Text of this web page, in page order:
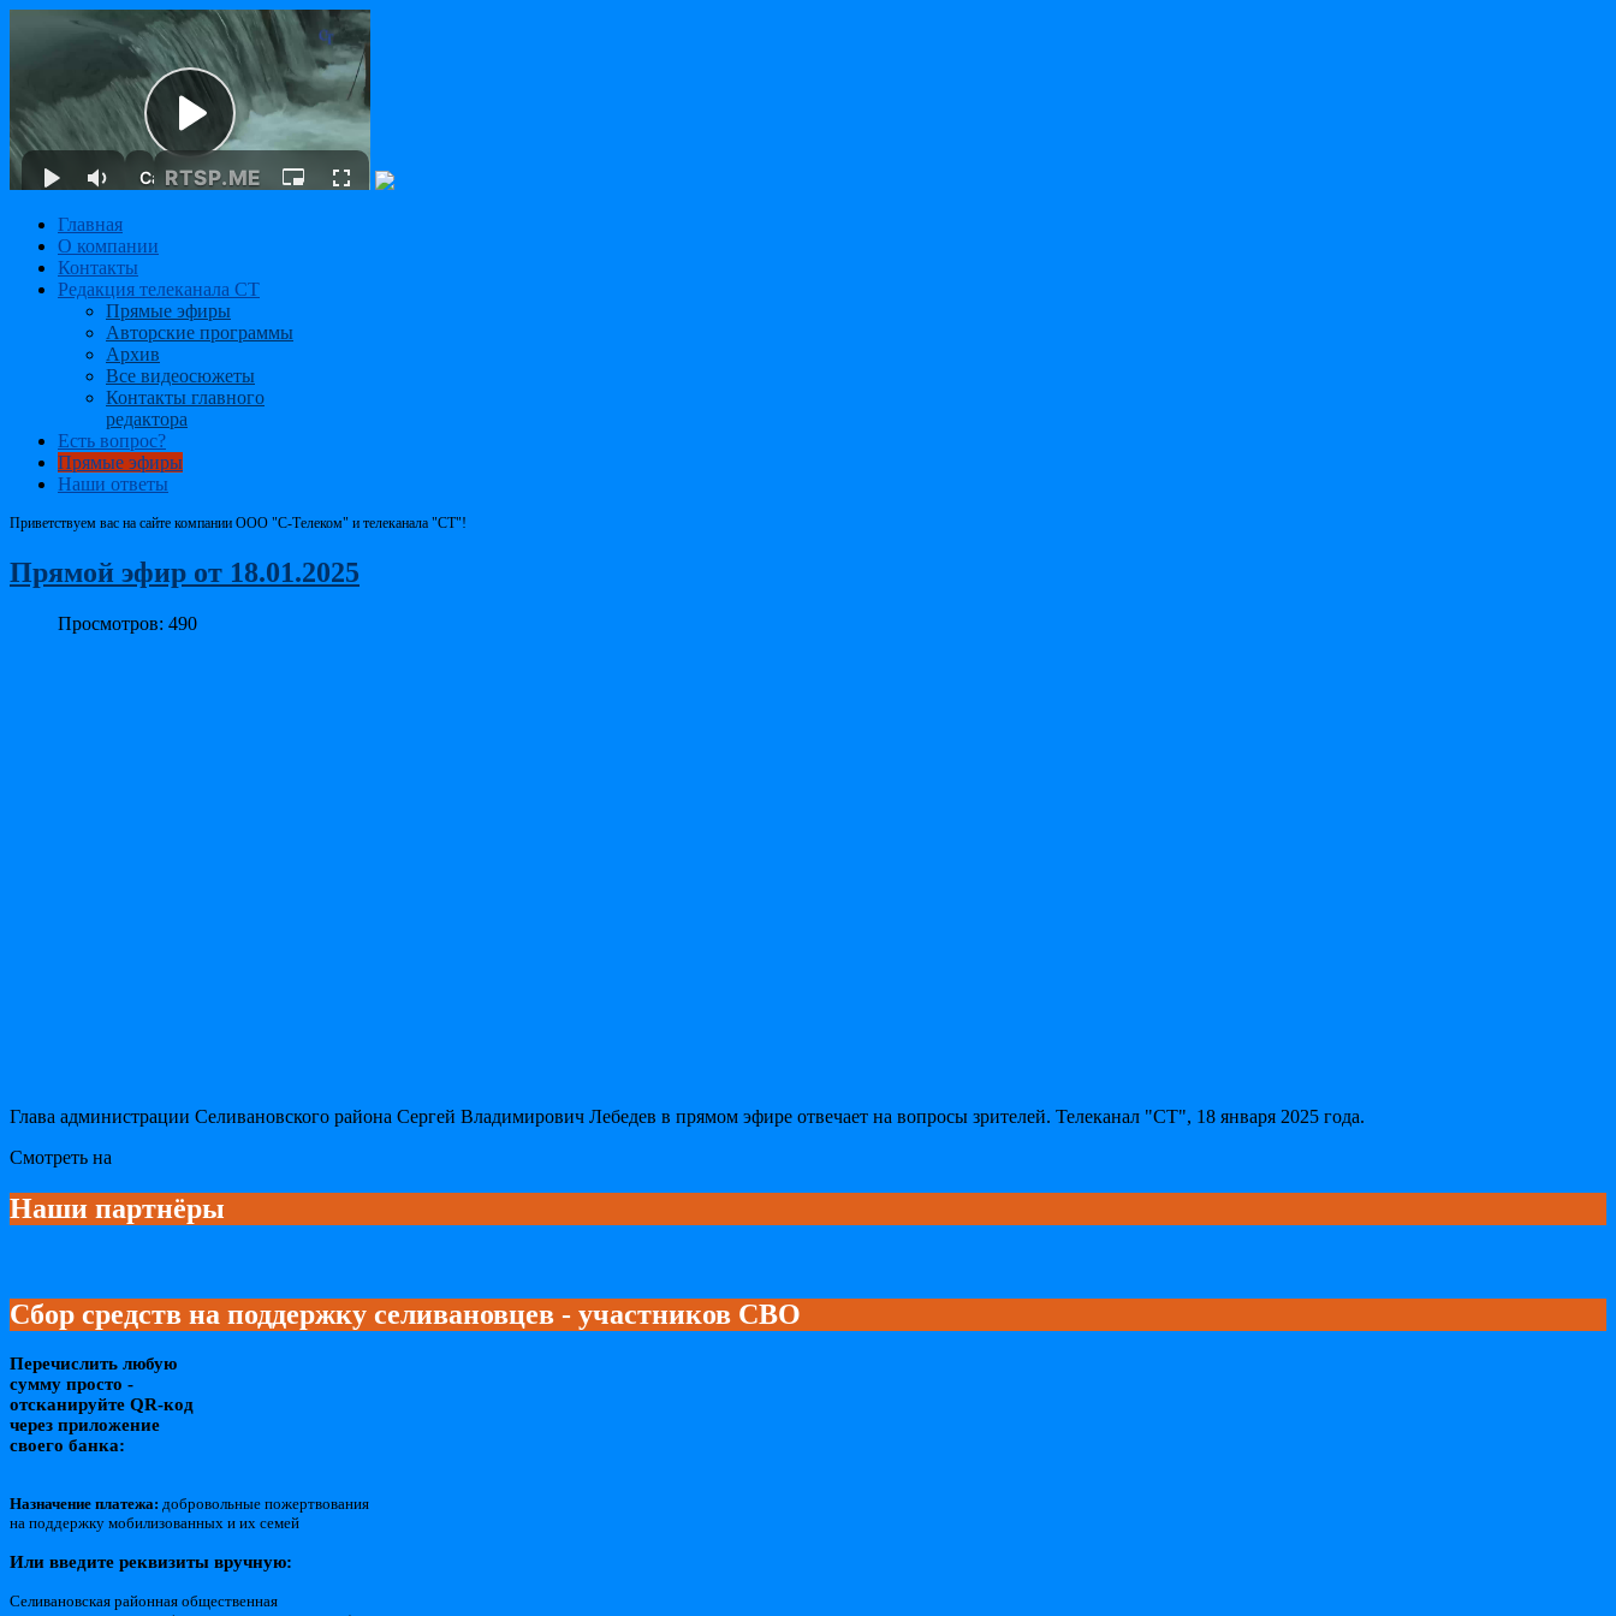
Главная
О компании
Контакты
Редакция телеканала СТ
Прямые эфиры
Авторские программы
Архив
Все видеосюжеты
Контакты главного
редактора
Есть вопрос?
Прямые эфиры
Наши ответы
Приветствуем вас на сайте компании ООО "С-Телеком" и телеканала "СТ"!
Прямой эфир от 18.01.2025
Просмотров: 490
Глава администрации Селивановского района Сергей Владимирович Лебедев в прямом эфире отвечает на вопросы зрителей. Телеканал "СТ", 18 января 2025 года.
Смотреть на
Наши партнёры
Сбор средств на поддержку селивановцев - участников СВО
Перечислить любую
сумму просто -
отсканируйте QR-код
через приложение
своего банка:
Назначение платежа: добровольные пожертвования
на поддержку мобилизованных и их семей
Или введите реквизиты вручную:
Селивановская районная общественная